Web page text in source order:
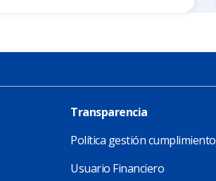
Transparencia
Política gestión cumplimiento
Usuario Financiero